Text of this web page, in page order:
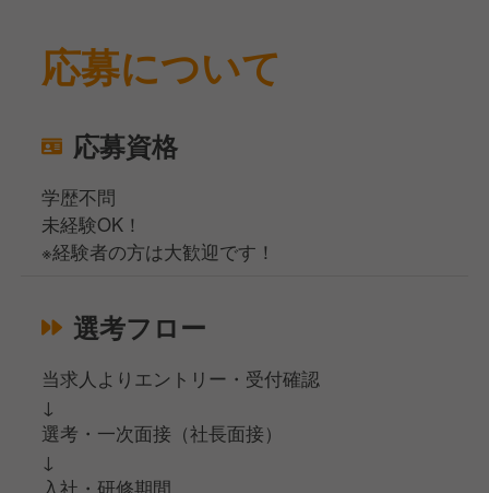
応募について
応募資格
学歴不問
未経験OK！
※経験者の方は大歓迎です！
選考フロー
当求人よりエントリー・受付確認
↓
選考・一次面接（社長面接）
↓
入社・研修期間